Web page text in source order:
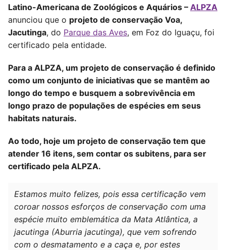
Latino-Americana de Zoológicos e Aquários – ALPZA
anunciou que o projeto de conservação Voa,
Jacutinga, do Parque das Aves, em Foz do Iguaçu, foi
certificado pela entidade.
Para a ALPZA, um projeto de conservação é definido
como um conjunto de iniciativas que se mantêm ao
longo do tempo e busquem a sobrevivência em
longo prazo de populações de espécies em seus
habitats naturais.
Ao todo, hoje um projeto de conservação tem que
atender 16 itens, sem contar os subitens, para ser
certificado pela ALPZA.
Estamos muito felizes, pois essa certificação vem
coroar nossos esforços de conservação com uma
espécie muito emblemática da Mata Atlântica, a
jacutinga (Aburria jacutinga), que vem sofrendo
com o desmatamento e a caça e, por estes